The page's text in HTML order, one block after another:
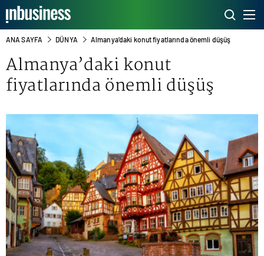
ANA SAYFA DÜNYA Almanya’daki konut fiyatlarında önemli düşüş
Almanya’daki konut
fiyatlarında önemli düşüş